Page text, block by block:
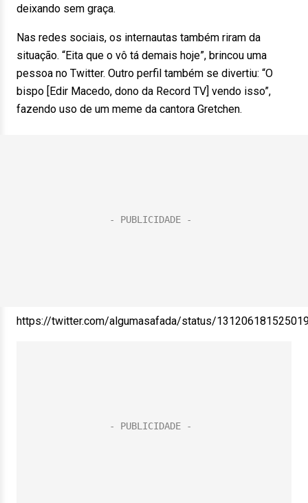
deixando sem graça.
Nas redes sociais, os internautas também riram da
situação. “Eita que o vô tá demais hoje”, brincou uma
pessoa no Twitter. Outro perfil também se divertiu: “O
bispo [Edir Macedo, dono da Record TV] vendo isso”,
fazendo uso de um meme da cantora Gretchen.
https://twitter.com/algumasafada/status/